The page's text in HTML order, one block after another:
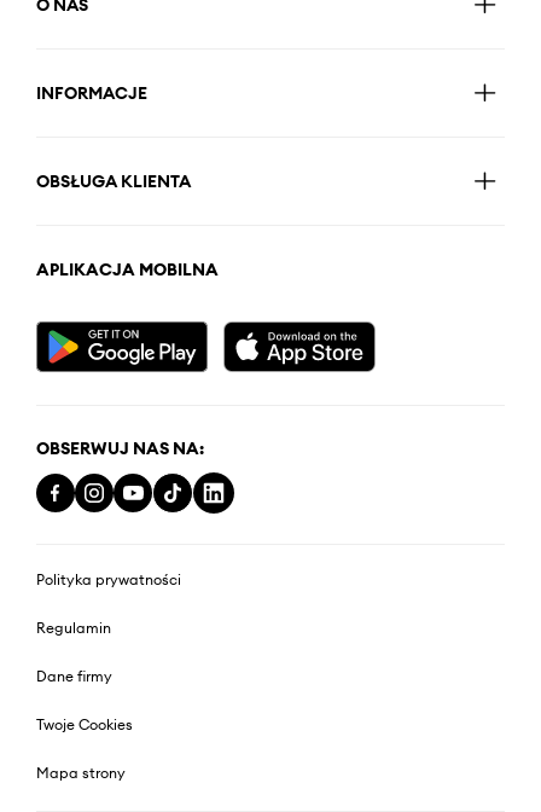
O NAS
INFORMACJE
OBSŁUGA KLIENTA
APLIKACJA MOBILNA
OBSERWUJ NAS NA:
Polityka prywatności
Regulamin
Dane firmy
Twoje Cookies
Mapa strony